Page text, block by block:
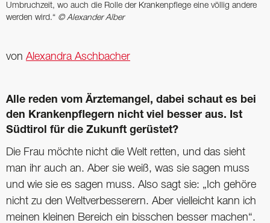
Umbruchzeit, wo auch die ­Rolle der Krankenpflege eine völlig andere
werden wird.“ © Alexander Alber
von Alexandra Aschbacher
Alle reden vom Ärztemangel, dabei schaut es bei
den Krankenpflegern nicht viel besser aus. Ist
Südtirol für die Zukunft gerüstet?
Die Frau möchte nicht die Welt retten, und das sieht
man ihr auch an. Aber sie weiß, was sie sagen muss
und wie sie es sagen muss. Also sagt sie: „Ich gehöre
nicht zu den Weltverbesserern. Aber vielleicht kann ich
meinen kleinen Bereich ein bisschen besser machen“.